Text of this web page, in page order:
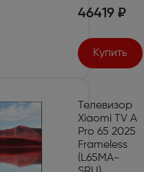
46419 ₽
Купить
Телевизор
Xiaomi TV A
Pro 65 2025
Frameless
(L65MA-